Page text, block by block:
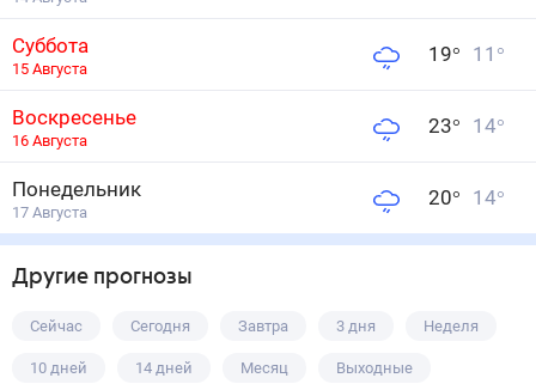
Суббота
15 Августа
19° 11 °
Воскресенье
16 Августа
23° 14°
Понедельник
17 Августа
20° 14°
Другие прогнозы
Сейчас Сегодня Завтра 3 дня Неделя
10 дней 14 дней Месяц Выходные